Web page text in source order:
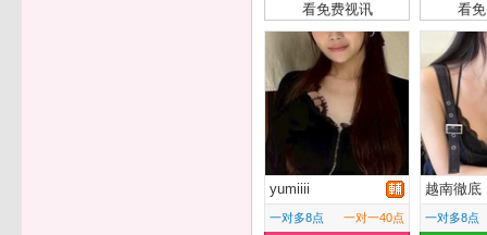
看免费视讯
看
yumiiii
一对多8点 一对一40点
越南徹底
一对多8点